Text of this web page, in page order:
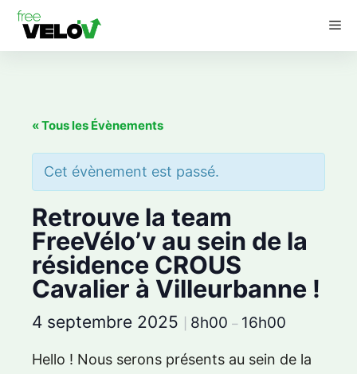
Aller
« Tous les Évènements
Cet évènement est passé.
Retrouve la team
FreeVélo’v au sein de la
résidence CROUS
Cavalier à Villeurbanne !
4 septembre 2025 8h00 – 16h00
Hello ! Nous serons présents au sein de la